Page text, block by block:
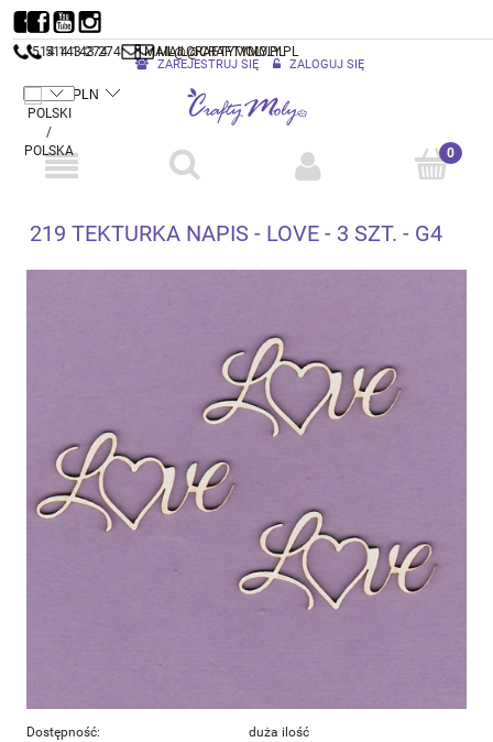
514 143 274 MAIL@CRAFTYMOLY.PL
ZAREJESTRUJ SIĘ ZALOGUJ SIĘ
514 143 274 MAIL@CRAFTYMOLY.PL
219 TEKTURKA NAPIS - LOVE - 3 SZT. - G4
Dostępność:
duża ilość